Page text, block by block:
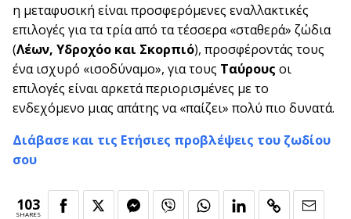
η μεταφυσική είναι προσφερόμενες εναλλακτικές
επιλογές για τα τρία από τα τέσσερα «σταθερά» ζώδια
(Λέων, Υδροχόο και Σκορπιό), προσφέροντάς τους
ένα ισχυρό «ισοδύναμο», για τους Ταύρους οι
επιλογές είναι αρκετά περιορισμένες με το
ενδεχόμενο μιας απάτης να «παίζει» πολύ πιο δυνατά.
Διάβασε και τις Ετήσιες προβλέψεις του ζωδίου
σου
103
SHARES